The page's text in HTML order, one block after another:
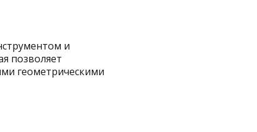
и
позволяет
геометрическими